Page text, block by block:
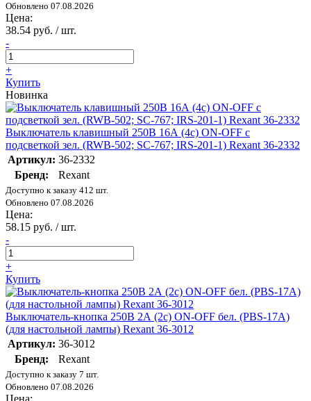
Обновлено 07.08.2026
Цена:
38.54 руб. / шт.
-
+
Купить
Новинка
Выключатель клавишный 250В 16А (4с) ON-OFF с
подсветкой зел. (RWB-502; SC-767; IRS-201-1) Rexant 36-2332
Артикул: 36-2332
Бренд:
Rexant
Доступно к заказу 412 шт.
Обновлено 07.08.2026
Цена:
58.15 руб. / шт.
-
+
Купить
Выключатель-кнопка 250В 2А (2с) ON-OFF бел. (PBS-17A)
(для настольной лампы) Rexant 36-3012
Артикул: 36-3012
Бренд:
Rexant
Доступно к заказу 7 шт.
Обновлено 07.08.2026
Цена: